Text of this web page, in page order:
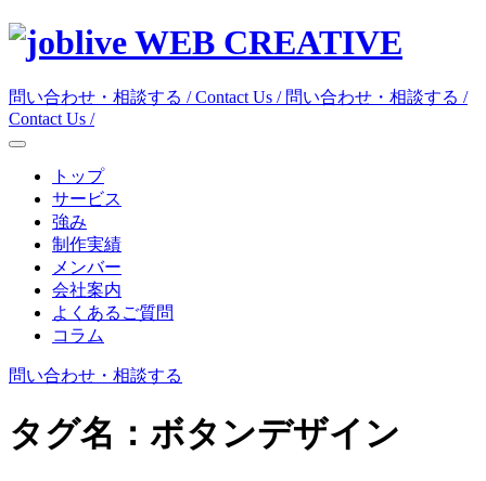
WEB CREATIVE
問い合わせ・相談する / Contact Us / 問い合わせ・相談する /
Contact Us /
トップ
サービス
強み
制作実績
メンバー
会社案内
よくあるご質問
コラム
問い合わせ・相談する
タグ名： ボタンデザイン